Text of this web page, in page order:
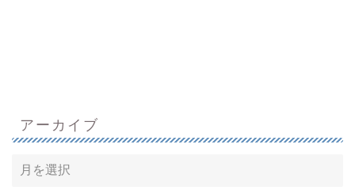
アーカイブ